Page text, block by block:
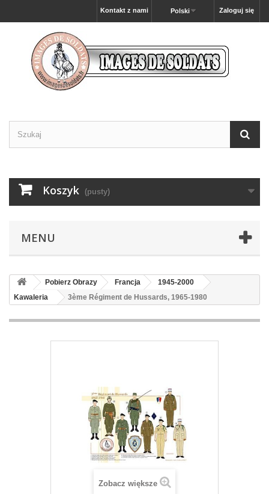
Zaloguj się
Polski
Kontakt z nami
Koszyk (pusty)
MENU
Pobierz Obrazy Francja
1945-2000
Kawaleria
3ème Régiment de Hussards, 1965-1980
Zobacz większe